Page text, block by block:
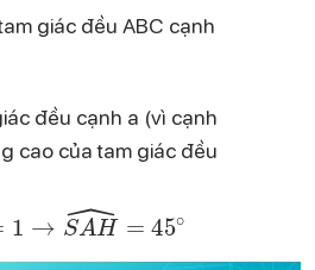
giác đều ABC cạnh
đều cạnh a (vì cạnh
cao của tam giác đều
H^=45